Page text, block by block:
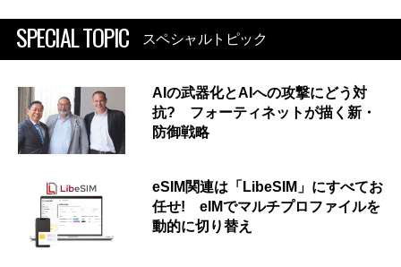
SPECIAL TOPIC スペシャルトピック
AIの武器化とAIへの攻撃にどう対
抗? フォーティネットが描く新・
防御戦略
eSIM関連は「LibeSIM」にすべてお
任せ! eIMでマルチプロファイルを
動的に切り替え